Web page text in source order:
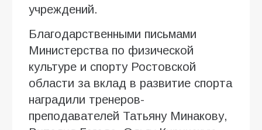
учреждений.
Благодарственными письмами
Министерства по физической
культуре и спорту Ростовской
области за вклад в развитие спорта
наградили тренеров-
преподавателей Татьяну Минакову,